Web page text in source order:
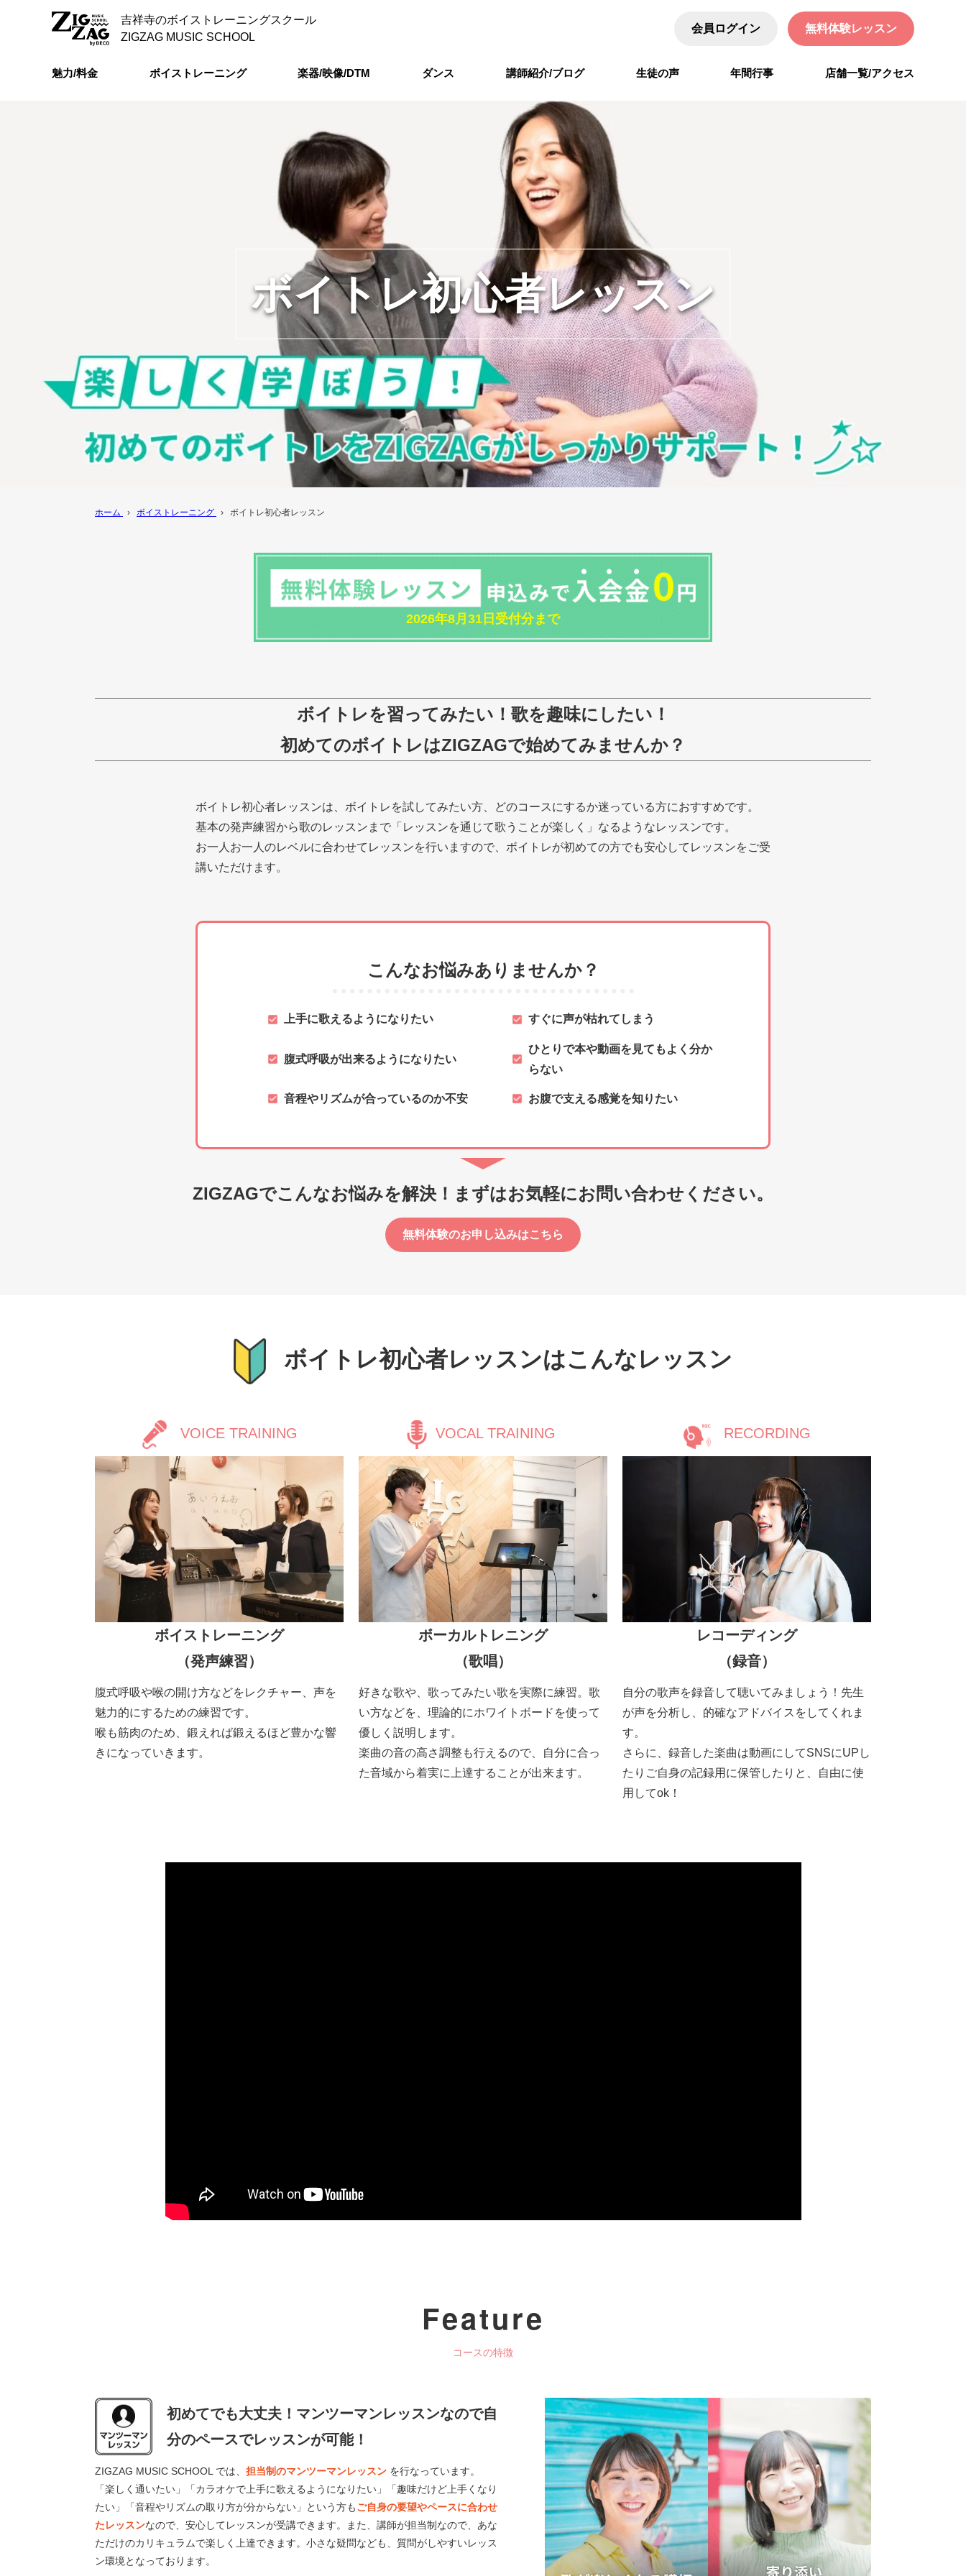
吉祥寺のボイストレーニングスクール
ZIGZAG MUSIC SCHOOL
会員ログイン 無料体験レッスン
魅力/料金 ボイストレーニング 楽器/映像/DTM ダンス 講師紹介/ブログ 生徒の声 年間行事 店舗一覧/アクセス
ボイトレ初心者レッスン
ホーム › ボイストレーニング › ボイトレ初心者レッスン
2026年8月31日受付分まで
ボイトレを習ってみたい！歌を趣味にしたい！
初めてのボイトレはZIGZAGで始めてみませんか？
ボイトレ初心者レッスンは、ボイトレを試してみたい方、どのコースにするか迷っている方におすすめです。
基本の発声練習から歌のレッスンまで「レッスンを通じて歌うことが楽しく」なるようなレッスンです。
お一人お一人のレベルに合わせてレッスンを行いますので、ボイトレが初めての方でも安心してレッスンをご受
講いただけます。
こんなお悩みありませんか？
上手に歌えるようになりたい すぐに声が枯れてしまう
腹式呼吸が出来るようになりたい
ひとりで本や動画を見てもよく分か
らない
音程やリズムが合っているのか不安 お腹で支える感覚を知りたい
ZIGZAGでこんなお悩みを解決！ まずはお気軽にお問い合わせください。
無料体験のお申し込みはこちら
ボイトレ初心者レッスンはこんなレッスン
VOICE TRAINING
ボイストレーニング
（発声練習）
腹式呼吸や喉の開け方などをレクチャー、声を
魅力的にするための練習です。
喉も筋肉のため、鍛えれば鍛えるほど豊かな響
きになっていきます。
VOCAL TRAINING
ボーカルトレニング
（歌唱）
好きな歌や、歌ってみたい歌を実際に練習。歌
い方などを、理論的にホワイトボードを使って
優しく説明します。
楽曲の音の高さ調整も行えるので、自分に合っ
た音域から着実に上達することが出来ます。
RECORDING
レコーディング
（録音）
自分の歌声を録音して聴いてみましょう！先生
が声を分析し、的確なアドバイスをしてくれま
す。
さらに、録音した楽曲は動画にしてSNSにUPし
たりご自身の記録用に保管したりと、自由に使
用してok！
Feature
コースの特徴
初めてでも大丈夫！マンツーマンレッスンなので自
分のペースでレッスンが可能！
ZIGZAG MUSIC SCHOOL では、 担当制のマンツーマンレッスン を行なっています。
「楽しく通いたい」「カラオケで上手に歌えるようになりたい」「趣味だけど上手くなり
たい」「音程やリズムの取り方が分からない」という方もご自身の要望やペースに合わせ
たレッスンなので、安心してレッスンが受講できます。また、講師が担当制なので、あな
ただけのカリキュラムで楽しく上達できます。小さな疑問なども、質問がしやすいレッス
ン環境となっております。